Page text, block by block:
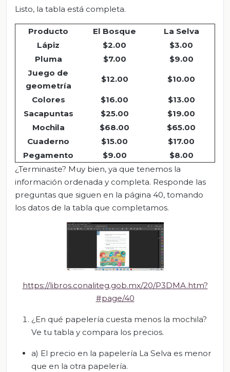
Listo, la tabla está completa.
Producto El Bosque
La Selva
Lápiz
$2.00
$3.00
Pluma
$7.00
$9.00
Juego de
geometría
$12.00 $10.00
Colores $16.00
$13.00
Sacapuntas
$25.00
$19.00
Mochila
$68.00
$65.00
Cuaderno
$15.00
$17.00
Pegamento
$9.00
$8.00
¿Terminaste? Muy bien, ya que tenemos la
información ordenada y completa. Responde las
preguntas que siguen en la página 40, tomando
los datos de la tabla que completamos.
https://libros.conaliteg.gob.mx/20/P3DMA.htm?
#page/40
¿En qué papelería cuesta menos la mochila?
Ve tu tabla y compara los precios.
a) El precio en la papelería La Selva es menor
que en la otra papelería.